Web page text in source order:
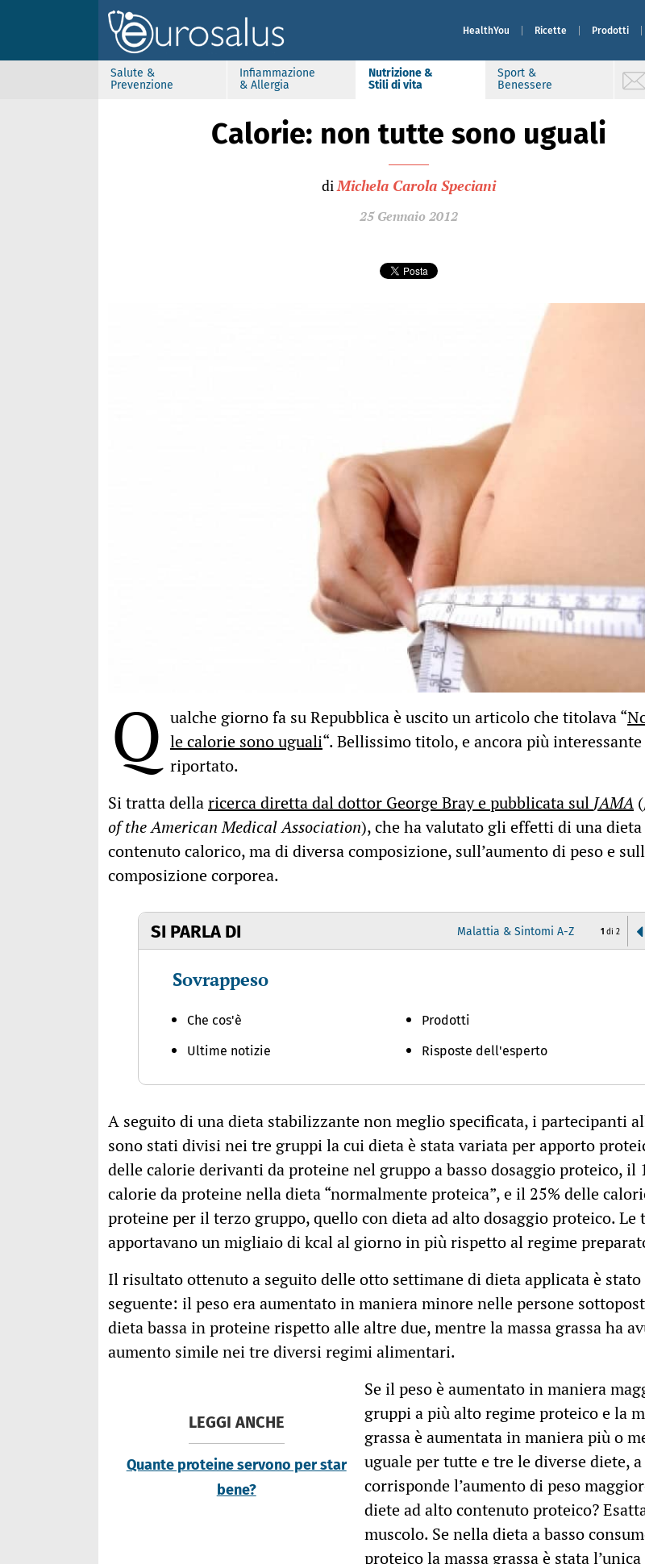
HealthYou Ricette Prodotti
Salute &
Prevenzione
Infiammazione
& Allergia
Nutrizione &
Stili di vita
Sport &
Benessere
Calorie: non tutte sono uguali
diMichela Carola Speciani
25 Gennaio 2012
Q ualche giorno fa su Repubblica è uscito un articolo che titolava “
le calorie sono uguali“. Bellissimo titolo, e ancora più
riportato.
Si tratta dellaricerca diretta dal dottor George Bray e pubblicata sul JAMA (
of the American Medical Association), che ha valutato gli effetti di una
contenuto calorico, ma di diversa composizione, sull’aumento di peso e
composizione corporea.
SI PARLA DI Malattia & Sintomi A-Z
Sovrappeso
Che cos'è
Ultime notizie
Prodotti
Risposte dell'esperto
1 di 2
A seguito di una dieta stabilizzante non meglio specificata, i partecipanti
sono stati divisi nei tre gruppi la cui dieta è stata variata per apporto
delle calorie derivanti da proteine nel gruppo a basso dosaggio proteico, il
calorie da proteine nella dieta “normalmente proteica”, e il 25% delle
proteine per il terzo gruppo, quello con dieta ad alto dosaggio proteico. Le
apportavano un migliaio di kcal al giorno in più rispetto al regime
Il risultato ottenuto a seguito delle otto settimane di dieta applicata è
seguente: il peso era aumentato in maniera minore nelle persone
dieta bassa in proteine rispetto alle altre due, mentre la massa grassa ha
aumento simile nei tre diversi regimi alimentari.
LEGGI ANCHE
Quante proteine servono per star
bene?
Se il peso è aumentato in maniera
gruppi a più alto regime proteico e la
grassa è aumentata in maniera più o
uguale per tutte e tre le diverse diete, a
corrisponde l’aumento di peso
diete ad alto contenuto proteico?
muscolo. Se nella dieta a basso
proteico la massa grassa è stata l’unica